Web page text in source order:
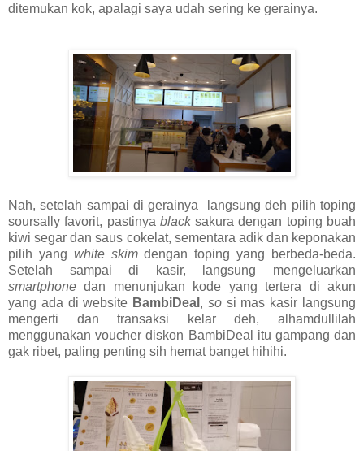
ditemukan kok, apalagi saya udah sering ke gerainya.
Nah, setelah sampai di gerainya langsung deh pilih toping
soursally favorit, pastinya blacksakura dengan toping buah
kiwi segar dan saus cokelat, sementara adik dan keponakan
pilih yang white skimdengan toping yang berbeda-beda.
Setelah sampai di kasir, langsung mengeluarkan
smartphone dan menunjukan kode yang tertera di akun
yang ada di website BambiDeal , sosi mas kasir langsung
mengerti dan transaksi kelar deh, alhamdullilah
menggunakan voucher diskon BambiDeal itu gampang dan
gak ribet, paling penting sih hemat banget hihihi.